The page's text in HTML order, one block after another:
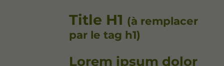
Title H1 (à remplacer
par le tag h1)
Lorem ipsum dolor